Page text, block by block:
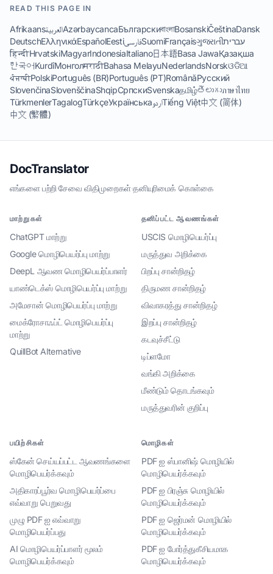
READ THIS PAGE IN
AfrikaansالعربيةAzərbaycancaБългарскиবাংলাBosanskiČeštinaDansk
DeutschΕλληνικάEspañolEestiفارسیSuomiFrançaisગુજરાતીעברית
हिन्दीHrvatskiMagyarIndonesiaItaliano日本語Basa JawaҚазақша
한국어KurdîМонголमराठीBahasa MelayuNederlandsNorskଓଡିଆ
ਪੰਜਾਬੀPolskiPortuguês (BR)Português (PT)RomânăРусский
SlovenčinaSlovenščinaShqipСрпскиSvenskaதமிழ்తెలుగుภาษาไทย
TürkmenlerTagalogTürkçeУкраїнськаاردوTiếng Việt中文 (简体)
中文 (繁體)
DocTranslator
எங்களை பற்றி·சேவை விதிமுறைகள்·தனியுரிமைக் கொள்கை
மாற்றுகள்
ChatGPT மாற்று
Google மொழிபெயர்ப்பு மாற்று
DeepL ஆவண மொழிபெயர்ப்பாளர்
யாண்டெக்ஸ் மொழிபெயர்ப்பு மாற்று
அமேசான் மொழிபெயர்ப்பு மாற்று
மைக்ரோசாஃப்ட் மொழிபெயர்ப்பு
மாற்று
QuillBot Alternative
தனிப்பட்ட ஆவணங்கள்
USCIS மொழிபெயர்ப்பு
மருத்துவ அறிக்கை
பிறப்பு சான்றிதழ்
திருமண சான்றிதழ்
விவாகரத்து சான்றிதழ்
இறப்பு சான்றிதழ்
கடவுச்சீட்டு
டிப்ளமோ
வங்கி அறிக்கை
மீண்டும் தொடங்கவும்
மருத்துவரின் குறிப்பு
பயிற்சிகள்
ஸ்கேன் செய்யப்பட்ட ஆவணங்களை
மொழிபெயர்க்கவும்
அதிகாரப்பூர்வ மொழிபெயர்ப்பை
எவ்வாறு பெறுவது
முழு PDF ஐ எவ்வாறு
மொழிபெயர்ப்பது
AI மொழிபெயர்ப்பாளர் மூலம்
மொழிபெயர்க்கவும்
மொழிகள்
PDF ஐ ஸ்பானிஷ் மொழியில்
மொழிபெயர்க்கவும்
PDF ஐ பிரஞ்சு மொழியில்
மொழிபெயர்க்கவும்
PDF ஐ ஜெர்மன் மொழியில்
மொழிபெயர்க்கவும்
PDF ஐ போர்த்துகீசியமாக
மொழிபெயர்க்கவும்